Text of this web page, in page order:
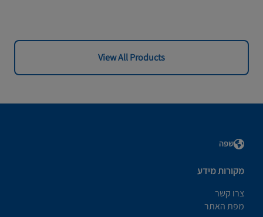
View All Products
שפה
מקורות מידע
צרו קשר
מפת האתר